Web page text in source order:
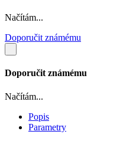
Načítám...
Doporučit známému
Doporučit známému
Načítám...
Popis
Parametry